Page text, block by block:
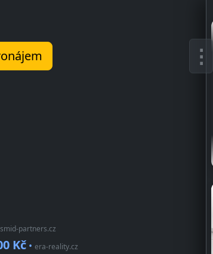
smid-partners.cz
Kč • era-reality.cz